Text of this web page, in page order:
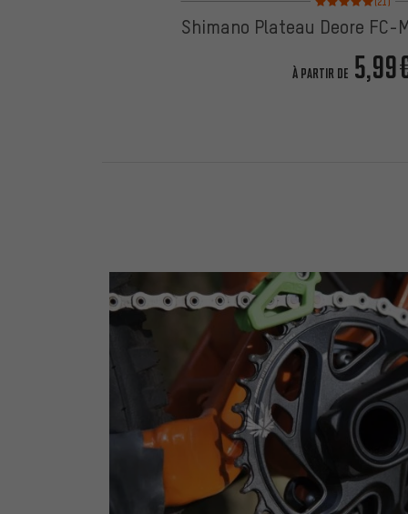
Shimano Plateau Deore FC-
À PARTIR DE